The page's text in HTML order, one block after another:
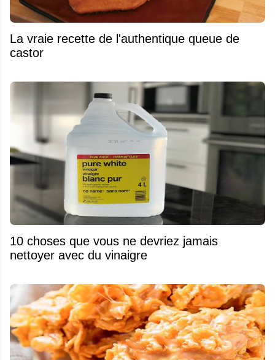
La vraie recette de l'authentique queue de
castor
10 choses que vous ne devriez jamais
nettoyer avec du vinaigre